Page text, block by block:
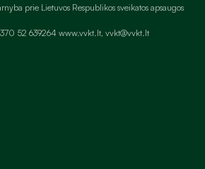
prie Lietuvos Respublikos sveikatos apsaugos
52 639264 www.vvkt.lt, vvkt@vvkt.lt